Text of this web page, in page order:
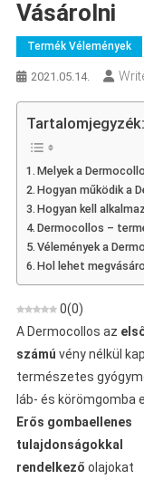
Vásárolni
Termék Vélemények
2021.05.14.
Tartalomjegyzék:
Melyek a
Hogyan működik a
Hogyan kell
Dermocollos –
Vélemények a
Hol lehet
0(0)
A Dermocollos az
számú vény nélkül
természetes
láb- és körömgomba
Erős gombaellenes
tulajdonságokkal
rendelkező olajokat